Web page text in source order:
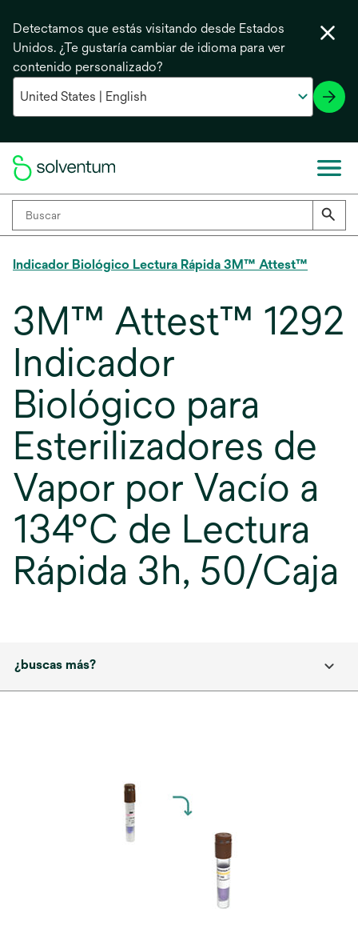
Detectamos que estás visitando desde Estados
Unidos. ¿Te gustaría cambiar de idioma para ver
contenido personalizado?
Indicador Biológico Lectura Rápida 3M™ Attest™
3M™ Attest™ 1292
Indicador
Biológico para
Esterilizadores de
Vapor por Vacío a
134°C de Lectura
Rápida 3h, 50/Caja
¿buscas más?